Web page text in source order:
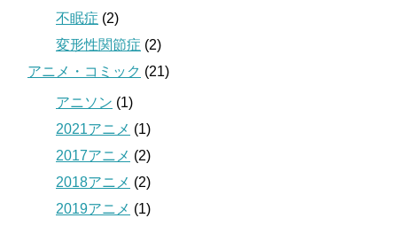
不眠症 (2)
変形性関節症 (2)
アニメ・コミック (21)
アニソン (1)
2021アニメ (1)
2017アニメ (2)
2018アニメ (2)
2019アニメ (1)